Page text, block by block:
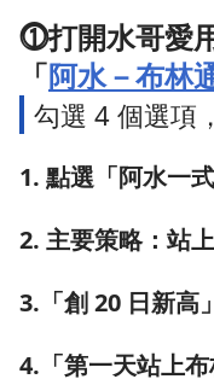
⓵打開水哥愛
「阿水－布林
勾選 4 個選項
1. 點選「阿水一
2. 主要策略：站
3.「創 20 日新高」
4.「第一天站上布